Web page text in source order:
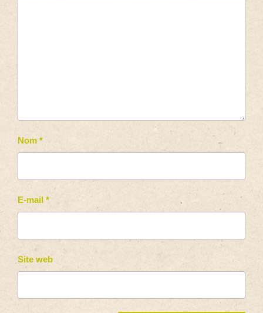
Nom *
E-mail *
Site web